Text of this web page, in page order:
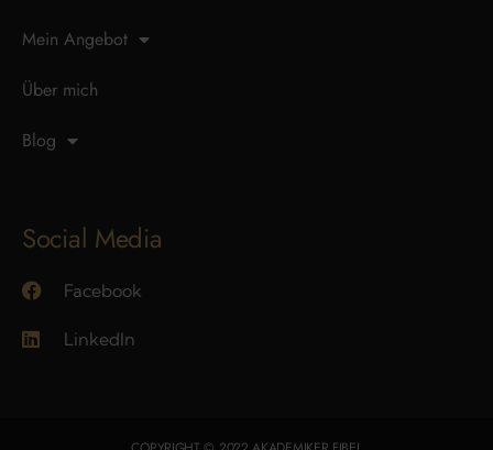
Mein Angebot
Über mich
Blog
Social Media
Facebook
LinkedIn